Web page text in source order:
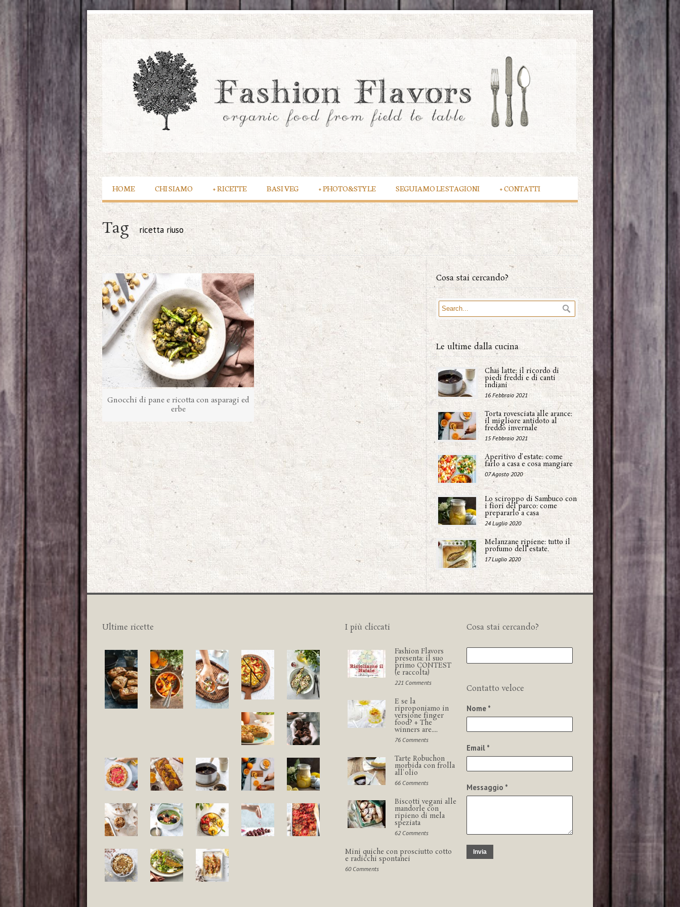
HOME CHI SIAMO RICETTE
+ BASI VEG PHOTO&STYLE
+ SEGUIAMO LE STAGIONI CONTATTI
+
Tag ricetta riuso
Gnocchi di pane e ricotta con asparagi ed
erbe
Cosa stai cercando?
Le ultime dalla cucina
Chai latte: il ricordo di
piedi freddi e di canti
indiani
16 Febbraio 2021
Torta rovesciata alle arance:
il migliore antidoto al
freddo invernale
15 Febbraio 2021
Aperitivo d'estate: come
farlo a casa e cosa mangiare
07 Agosto 2020
Lo sciroppo di Sambuco con
i fiori del parco: come
prepararlo a casa
24 Luglio 2020
Melanzane ripiene: tutto il
profumo dell'estate.
17 Luglio 2020
Ultime ricette I più cliccati
Fashion Flavors
presenta: il suo
primo CONTEST
(e raccolta)
221 Comments
E se la
riproponiamo in
versione finger
food? + The
winners are....
76 Comments
Tarte Robuchon
morbida con frolla
all'olio
66 Comments
Biscotti vegani alle
mandorle con
ripieno di mela
speziata
62 Comments
Mini quiche con prosciutto cotto
e radicchi spontanei
60 Comments
Cosa stai cercando?
Contatto veloce
Nome *
Email *
Messaggio *
Invia